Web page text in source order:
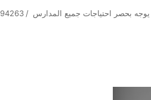
يوجه بحصر احتياجات جميع المدارس /
94263